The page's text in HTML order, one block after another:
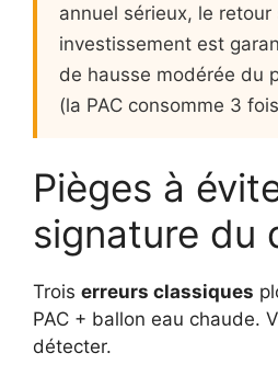
annuel sérieux, le retour
investissement est
de hausse modérée du
(la PAC consomme 3
Pièges à
signature du
Trois erreurs classiques
PAC + ballon eau chaude.
détecter.